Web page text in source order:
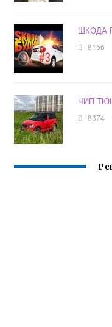
ШКОДА
8156
ЧИП
8374